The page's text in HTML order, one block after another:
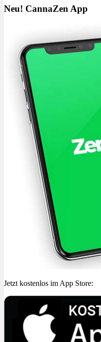
Neu! CannaZen App
Jetzt kostenlos im App Store: